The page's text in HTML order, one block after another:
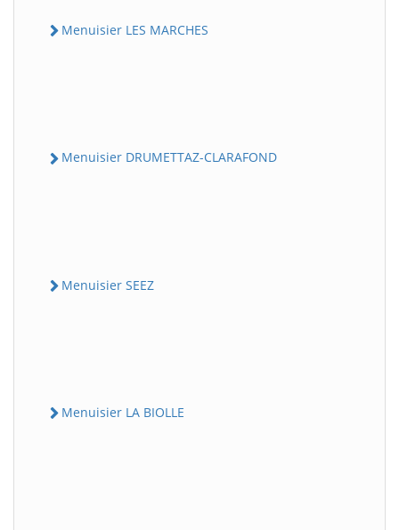
Menuisier LES MARCHES
Menuisier DRUMETTAZ-CLARAFOND
Menuisier SEEZ
Menuisier LA BIOLLE